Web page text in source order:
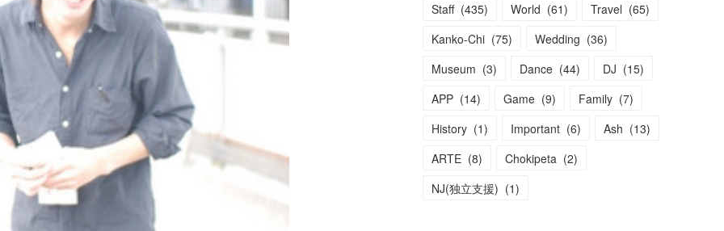
Staff (435) World (61) Travel (65)
Kanko-Chi (75) Wedding (36)
Museum (3) Dance (44) DJ (15)
APP (14) Game (9) Family (7)
History (1) Important (6) Ash (13)
ARTE (8) Chokipeta (2)
NJ(独立支援) (1)